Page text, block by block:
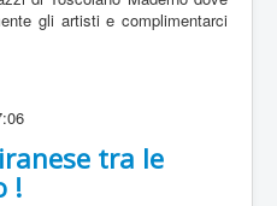
gli artisti e complimentarci
tra le
!